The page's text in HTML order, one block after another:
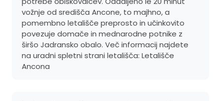
vožnje od središča Ancone, to majhno, a
pomembno letališče preprosto in učinkovito
povezuje domače in mednarodne potnike z
širšo Jadransko obalo. Več informacij najdete
na uradni spletni strani letališča: Letališče
Ancona